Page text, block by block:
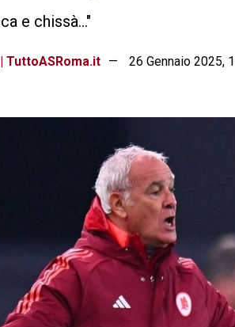
e chissà..."
TuttoASRoma.it 26 Gennaio 2025,